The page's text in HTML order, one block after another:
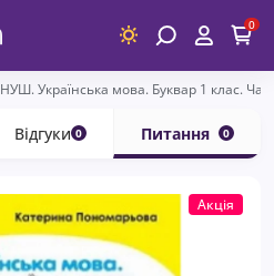
0
НУШ. Українська мова. Буквар 1 клас.
Відгуки 0 Питання 0
Акція